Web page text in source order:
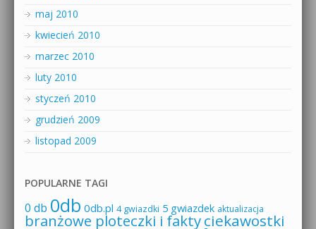
maj 2010
kwiecień 2010
marzec 2010
luty 2010
styczeń 2010
grudzień 2009
listopad 2009
POPULARNE TAGI
0 db 0db 0db.pl 4 gwiazdki 5 gwiazdek aktualizacja
branżowe ploteczki i faktyciekawostki